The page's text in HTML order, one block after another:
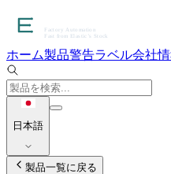
ホーム製品警告ラベル会社
日本語
製品一覧に戻る